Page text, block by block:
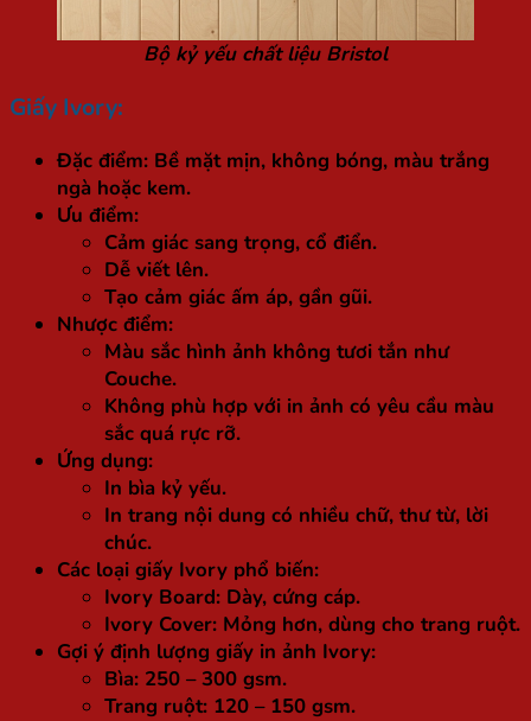
Bộ kỷ yếu chất liệu Bristol
Giấy Ivory:
Đặc điểm: Bề mặt mịn, không bóng, màu trắng
ngà hoặc kem.
Ưu điểm:
Cảm giác sang trọng, cổ điển.
Dễ viết lên.
Tạo cảm giác ấm áp, gần gũi.
Nhược điểm:
Màu sắc hình ảnh không tươi tắn như
Couche.
Không phù hợp với in ảnh có yêu cầu màu
sắc quá rực rỡ.
Ứng dụng:
In bìa kỷ yếu.
In trang nội dung có nhiều chữ, thư từ, lời
chúc.
Các loại giấy Ivory phổ biến:
Ivory Board: Dày, cứng cáp.
Ivory Cover: Mỏng hơn, dùng cho trang ruột.
Gợi ý định lượng giấy in ảnh Ivory:
Bìa: 250 – 300 gsm.
Trang ruột: 120 – 150 gsm.